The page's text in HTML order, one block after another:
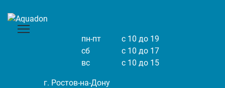
пн-пт
с 10 до 19
сб
с 10 до 17
вс
с 10 до 15
г. Ростов-на-Дону